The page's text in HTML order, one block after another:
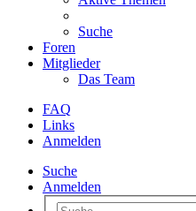
Suche
Foren
Mitglieder
Das Team
FAQ
Links
Anmelden
Suche
Anmelden